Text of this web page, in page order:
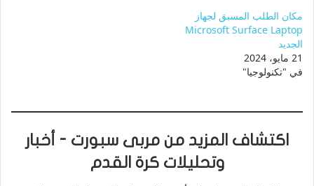
مكان الطلب المسبق لجهاز
Microsoft Surface Laptop
الجديد
21 مايو، 2024
في "تكنولوجيا"
اكتشاف المزيد من مربى سبورت - أخبار
وتحليلات كرة القدم